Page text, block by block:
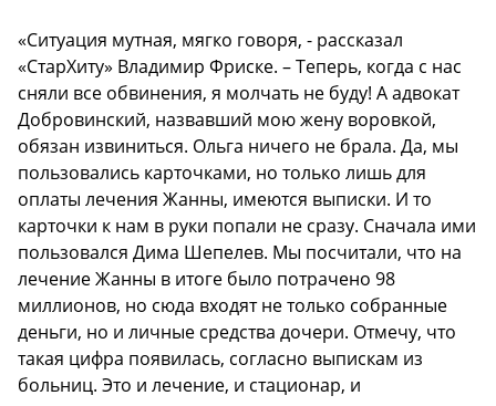
«Ситуация мутная, мягко говоря, - рассказал
«СтарХиту» Владимир Фриске. – Теперь, когда с нас
сняли все обвинения, я молчать не буду! А адвокат
Добровинский, назвавший мою жену воровкой,
обязан извиниться. Ольга ничего не брала. Да, мы
пользовались карточками, но только лишь для
оплаты лечения Жанны, имеются выписки. И то
карточки к нам в руки попали не сразу. Сначала ими
пользовался Дима Шепелев. Мы посчитали, что на
лечение Жанны в итоге было потрачено 98
миллионов, но сюда входят не только собранные
деньги, но и личные средства дочери. Отмечу, что
такая цифра появилась, согласно выпискам из
больниц. Это и лечение, и стационар, и